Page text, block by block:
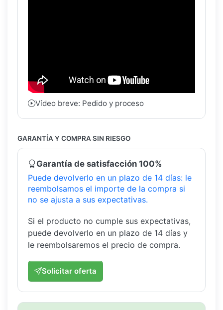
Vídeo breve: Pedido y proceso
GARANTÍA Y COMPRA SIN RIESGO
Garantía de satisfacción 100%
Puede devolverlo en un plazo de 14 días: le
reembolsamos el importe de la compra si
no se ajusta a sus expectativas.
Si el producto no cumple sus expectativas,
puede devolverlo en un plazo de 14 días y
le reembolsaremos el precio de compra.
Solicitar oferta